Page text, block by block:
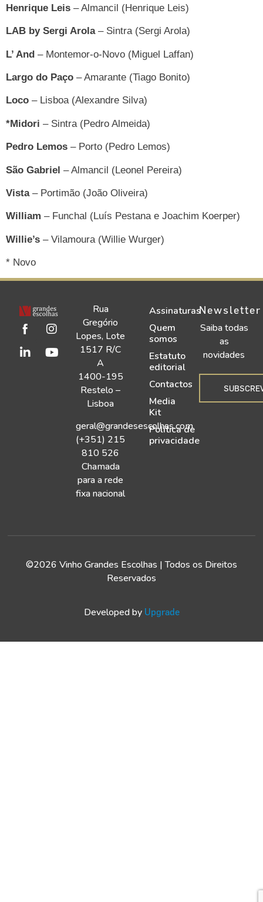
Henrique Leis – Almancil (Henrique Leis)
LAB by Sergi Arola– Sintra (Sergi Arola)
L’ And – Montemor-o-Novo (Miguel Laffan)
Largo do Paço – Amarante (Tiago Bonito)
Loco – Lisboa (Alexandre Silva)
*Midori – Sintra (Pedro Almeida)
Pedro Lemos – Porto (Pedro Lemos)
São Gabriel – Almancil (Leonel Pereira)
Vista– Portimão (João Oliveira)
William – Funchal (Luís Pestana e Joachim Koerper)
Willie’s – Vilamoura (Willie Wurger)
* Novo
Rua
Gregório
Lopes, Lote
1517 R/C
A
1400-195
Restelo –
Lisboa
geral@grandesescolhas.com
(+351) 215
810 526
Chamada
para a rede
fixa nacional
Assinaturas
Quem
somos
Estatuto
editorial
Contactos
Media
Kit
Política de
privacidade
Newsletter
Saiba todas
as
novidades
©2026 Vinho Grandes Escolhas | Todos os Direitos
Reservados
Developed by Upgrade